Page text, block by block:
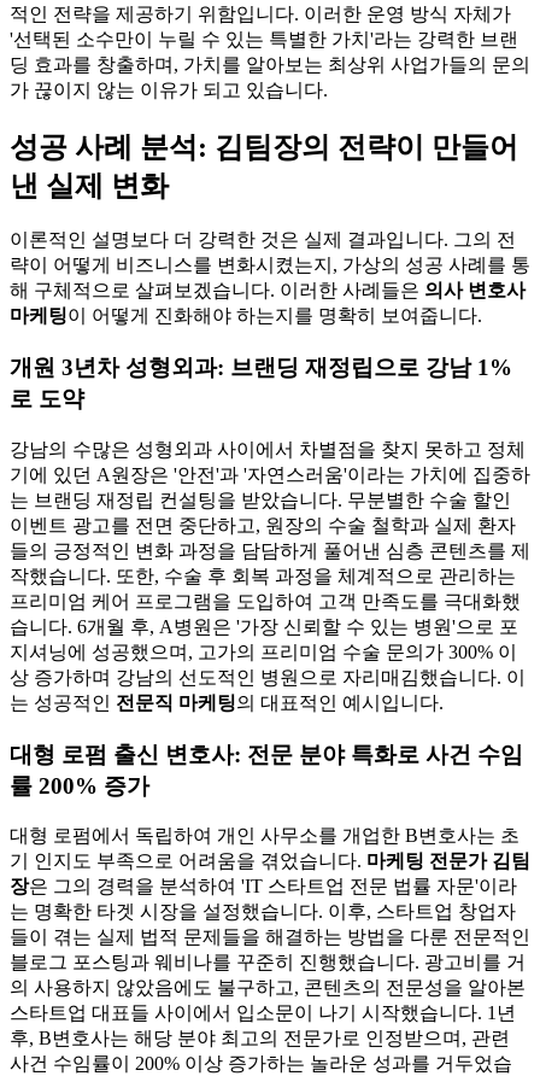
적인 전략을 제공하기 위함입니다. 이러한 운영 방식 자체가
'선택된 소수만이 누릴 수 있는 특별한 가치'라는 강력한 브랜
딩 효과를 창출하며, 가치를 알아보는 최상위 사업가들의 문의
가 끊이지 않는 이유가 되고 있습니다.
성공 사례 분석: 김팀장의 전략이 만들어
낸 실제 변화
이론적인 설명보다 더 강력한 것은 실제 결과입니다. 그의 전
략이 어떻게 비즈니스를 변화시켰는지, 가상의 성공 사례를 통
해 구체적으로 살펴보겠습니다. 이러한 사례들은 의사 변호사
마케팅이 어떻게 진화해야 하는지를 명확히 보여줍니다.
개원 3년차 성형외과: 브랜딩 재정립으로 강남 1%
로 도약
강남의 수많은 성형외과 사이에서 차별점을 찾지 못하고 정체
기에 있던 A원장은 '안전'과 '자연스러움'이라는 가치에 집중하
는 브랜딩 재정립 컨설팅을 받았습니다. 무분별한 수술 할인
이벤트 광고를 전면 중단하고, 원장의 수술 철학과 실제 환자
들의 긍정적인 변화 과정을 담담하게 풀어낸 심층 콘텐츠를 제
작했습니다. 또한, 수술 후 회복 과정을 체계적으로 관리하는
프리미엄 케어 프로그램을 도입하여 고객 만족도를 극대화했
습니다. 6개월 후, A병원은 '가장 신뢰할 수 있는 병원'으로 포
지셔닝에 성공했으며, 고가의 프리미엄 수술 문의가 300% 이
상 증가하며 강남의 선도적인 병원으로 자리매김했습니다. 이
는 성공적인 전문직 마케팅의 대표적인 예시입니다.
대형 로펌 출신 변호사: 전문 분야 특화로 사건 수임
률 200% 증가
대형 로펌에서 독립하여 개인 사무소를 개업한 B변호사는 초
기 인지도 부족으로 어려움을 겪었습니다. 마케팅 전문가 김팀
장은 그의 경력을 분석하여 'IT 스타트업 전문 법률 자문'이라
는 명확한 타겟 시장을 설정했습니다. 이후, 스타트업 창업자
들이 겪는 실제 법적 문제들을 해결하는 방법을 다룬 전문적인
블로그 포스팅과 웨비나를 꾸준히 진행했습니다. 광고비를 거
의 사용하지 않았음에도 불구하고, 콘텐츠의 전문성을 알아본
스타트업 대표들 사이에서 입소문이 나기 시작했습니다. 1년
후, B변호사는 해당 분야 최고의 전문가로 인정받으며, 관련
사건 수임률이 200% 이상 증가하는 놀라운 성과를 거두었습